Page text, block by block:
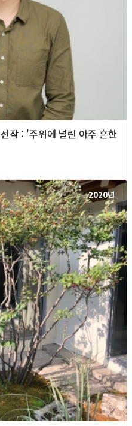
작 : '주위에 널린 아주 흔한
2020년